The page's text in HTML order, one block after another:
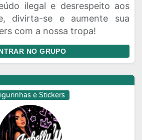
ilegal e desrespeito aos
divirta-se e aumente sua
com a nossa tropa!
NO GRUPO
e Stickers